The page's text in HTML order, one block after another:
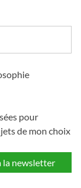
pour
de mon choix